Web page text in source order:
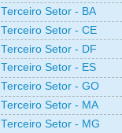
Terceiro Setor - BA
Terceiro Setor - CE
Terceiro Setor - DF
Terceiro Setor - ES
Terceiro Setor - GO
Terceiro Setor - MA
Terceiro Setor - MG